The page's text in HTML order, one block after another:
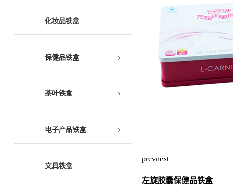
prevnext
左旋胶囊保健品铁盒
化妆品铁盒
保健品铁盒
茶叶铁盒
电子产品铁盒
文具铁盒